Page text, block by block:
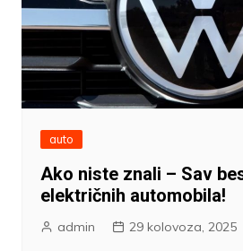
auto
Ako niste znali – Sav
električnih automobila!
admin 29 kolovoza, 2025